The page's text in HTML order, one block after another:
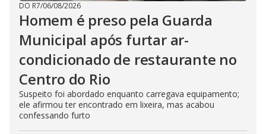
DO R7/06/08/2026
Homem é preso pela Guarda
Municipal após furtar ar-
condicionado de restaurante no
Centro do Rio
Suspeito foi abordado enquanto carregava equipamento;
ele afirmou ter encontrado em lixeira, mas acabou
confessando furto